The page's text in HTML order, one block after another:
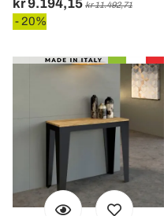
kr 9.194,15 kr 11.492,71
- 20%